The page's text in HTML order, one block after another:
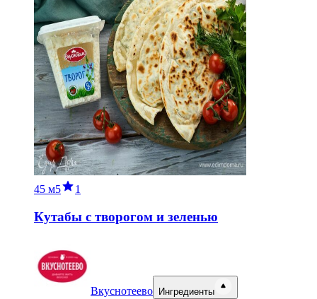
45 м5 1
Кутабы с творогом и зеленью
Вкуснотеево Ингредиенты